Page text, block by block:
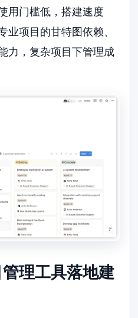
用门槛低，搭建速度
业项目的甘特图依赖、
力，复杂项目下管理成
理工具落地建